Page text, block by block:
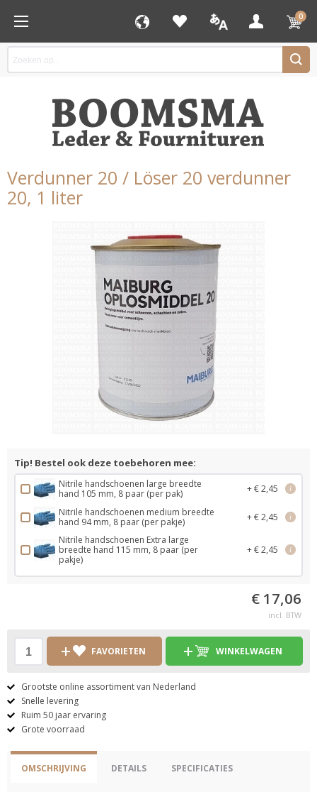
0
Verdunner 20 / Löser 20 verdunner
20, 1 liter
Tip! Bestel ook deze toebehoren mee:
Nitrile handschoenen large breedte
hand 105 mm, 8 paar (per pak)
+ € 2,45 i
Nitrile handschoenen medium breedte
hand 94 mm, 8 paar (per pakje)
+ € 2,45 i
Nitrile handschoenen Extra large
breedte hand 115 mm, 8 paar (per
pakje)
+ € 2,45 i
€ 17,06
incl. BTW
FAVORIETEN WINKELWAGEN
Grootste online assortiment van Nederland
Snelle levering
Ruim 50 jaar ervaring
Grote voorraad
OMSCHRIJVING DETAILS SPECIFICATIES